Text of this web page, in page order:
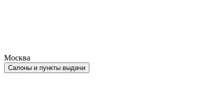
Москва
Салоны и пункты выдачи